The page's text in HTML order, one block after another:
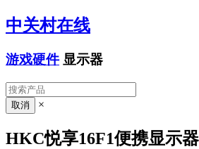
中关村在线
游戏硬件 显示器
×
HKC悦享16F1便携显示